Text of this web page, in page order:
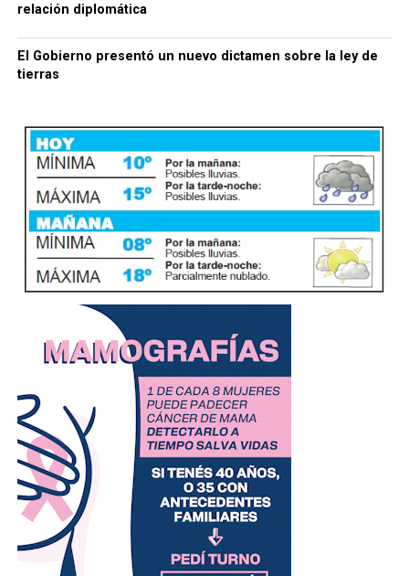
relación diplomática
El Gobierno presentó un nuevo dictamen sobre la ley de
tierras